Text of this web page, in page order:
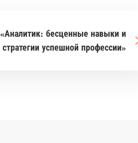
«Аналитик: бесценные навыки и
стратегии успешной профессии»